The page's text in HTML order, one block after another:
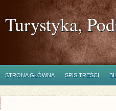
Turystyka,
STRONA GŁÓWNA SPIS TREŚCI